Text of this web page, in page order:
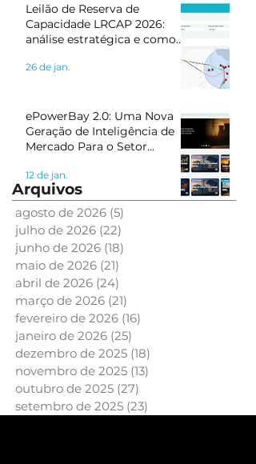
Leilão de Reserva de
Capacidade LRCAP 2026:
análise estratégica e como
de mercado
26 de jan.
ePowerBay 2.0: Uma Nova
Geração de Inteligência de
Mercado Para o Setor
12 de jan.
Arquivos
agosto de 2026 (5)
julho de 2026 (22)
junho de 2026 (18)
maio de 2026 (21)
abril de 2026 (24)
março de 2026 (21)
fevereiro de 2026 (16)
janeiro de 2026 (25)
dezembro de 2025 (18)
novembro de 2025 (13)
outubro de 2025 (27)
setembro de 2025 (23)